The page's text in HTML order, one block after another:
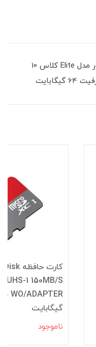
کارت حافظه microSDXC سیلیکون پاور مدل Elite کلاس 10
UHS-1 150MB/S
گیگابایت
ناموجود